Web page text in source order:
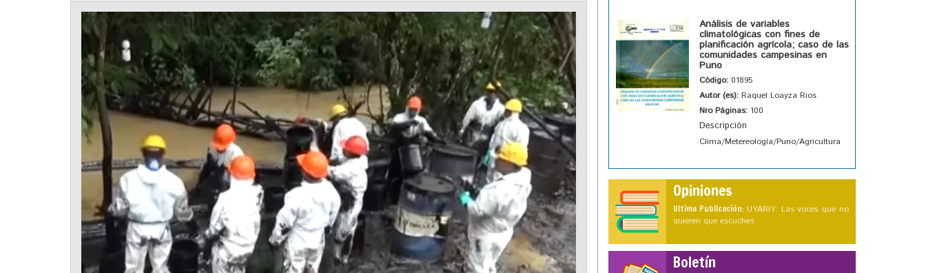
Análisis de variables
climatológicas con fines de
planificación agrícola; caso de las
comunidades campesinas en
Puno
Código: 01895
Autor (es): Raquel Loayza Rios
Nro Páginas: 100
Descripción
Clima/Metereología/Puno/Agricultura
Opiniones
Ultima Publicación: UYARIY: Las voces que no
quieren que escuches
Boletín